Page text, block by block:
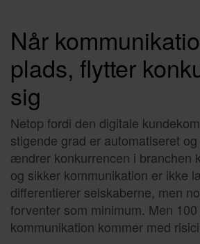
Når
plads, flytter
sig
Netop fordi den digitale
stigende grad er automatiseret
ændrer konkurrencen i branchen
og sikker kommunikation er ikke
differentierer selskaberne, men
forventer som minimum. Men
kommunikation kommer med